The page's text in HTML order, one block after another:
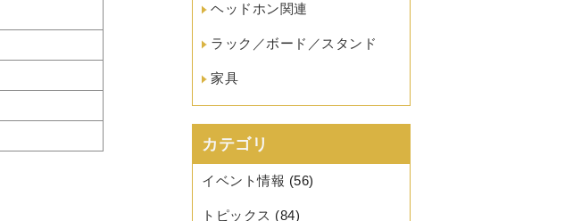
ヘッドホン関連
ラック／ボード／スタンド
家具
カテゴリ
イベント情報 (56)
トピックス (84)